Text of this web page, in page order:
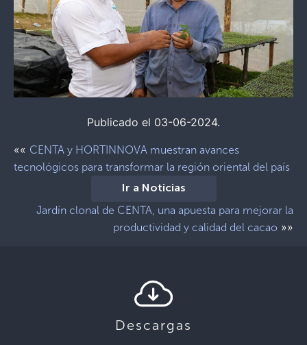
Publicado el 03-06-2024.
«« CENTA y HORTINNOVA muestran avances
tecnológicos para transformar la región oriental del país
Ir a Noticias
Jardín clonal de CENTA, una apuesta para mejorar la
productividad y calidad del cacao »»
Descargas